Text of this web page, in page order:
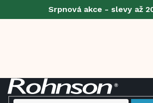
Srpnová akce - slevy až